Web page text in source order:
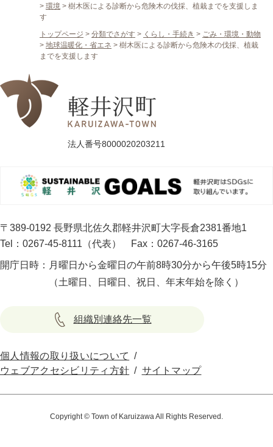
> 環境 > 樹木医による診断から危険木の伐採、植栽までを支援しま
す
トップページ > 分類でさがす > くらし・手続き > ごみ・環境・動物
> 地球温暖化・省エネ > 樹木医による診断から危険木の伐採、植栽
までを支援します
法人番号8000020203211
〒389-0192 長野県北佐久郡軽井沢町大字長倉2381番地1
Tel：0267-45-8111（代表）
Fax：0267-46-3165
開庁日時： 月曜日から金曜日の午前8時30分から午後5時15分
（土曜日、日曜日、祝日、年末年始を除く）
組織別連絡先一覧
個人情報の取り扱いについて
ウェブアクセシビリティ方針
サイトマップ
Copyright © Town of Karuizawa All Rights Reserved.